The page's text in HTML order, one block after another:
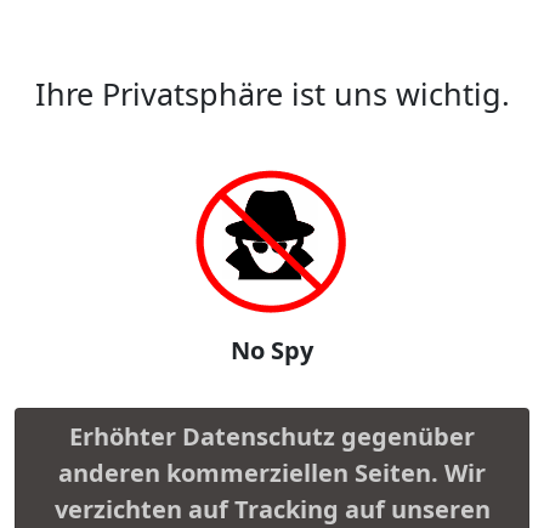
Ihre Privatsphäre ist uns wichtig.
No Spy
Erhöhter Datenschutz gegenüber
anderen kommerziellen Seiten. Wir
verzichten auf Tracking auf unseren